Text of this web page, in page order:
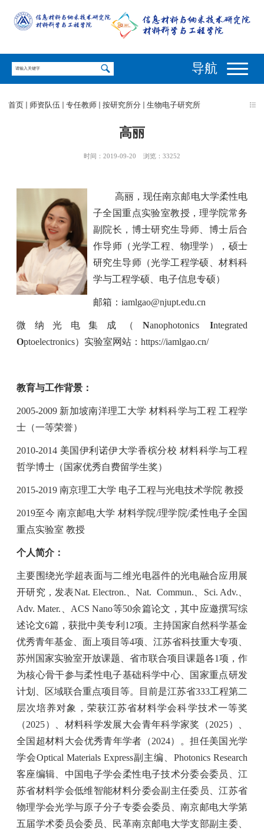
导航
首页 师资队伍 专任教师 按研究所分 生物电子研究所
高丽
时间：2019-09-20 浏览： 33252
高丽，现任南京邮电大学柔性电
子全国重点实验室教授，理学院常务
副院长，博士研究生导师、博士后合
作导师（光学工程、物理学），硕士
研究生导师（光学工程学硕、材料科
学与工程学硕、电子信息专硕）
邮箱： iamlgao@njupt.edu.cn
微纳光电集成（ Nanophotonics Integrated
Optoelectronics）实验室网站： https://iamlgao.cn/
教育与工作背景：
2005-2009 新加坡南洋理工大学 材料科学与工程 工程学
士（一等荣誉）
2010-2014 美国伊利诺伊大学香槟分校 材料科学与工程
哲学博士（国家优秀自费留学生奖）
2015-2019 南京理工大学 电子工程与光电技术学院 教授
2019至今 南京邮电大学 材料学院/理学院/柔性电子全国
重点实验室 教授
个人简介：
主要围绕光学超表面与二维光电器件的光电融合应用展
开研究，发表Nat. Electron. 、Nat. Commun. Sci. Adv.
Adv. Mater.
ACS Nano等50余篇论文，其中应邀撰写综
述论文6篇，获批中美专利 12项。主持国家自然科学基金
优秀青年基金、面上项目等4项、江苏省科技重大专项、
苏州国家实验室开放课题、省市联合项目课题各1项，作
为核心骨干参与柔性电子基础科学中心、国家重点研发
计划、区域联合重点项目等。目前是江苏省333工程第二
层次培养对象，荣获江苏省材料学会科学技术一等奖
（2025）、材料科学发展大会青年科学家奖（2025）、
全国超材料大会优秀青年学者（2024）。担任美国光学
学会Optical Materials Express副主编、 Photonics Research
客座编辑、中国电子学会柔性电子技术分委会委员、江
苏省材料学会低维智能材料分委会副主任委员、江苏省
物理学会光学与原子分子专委会委员、南京邮电大学第
五届学术委员会委员、民革南京邮电大学支部副主委、